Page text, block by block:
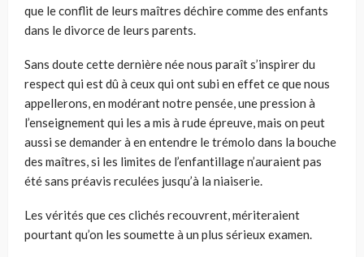
que le conflit de leurs maîtres déchire comme des enfants
dans le divorce de leurs parents.
Sans doute cette dernière née nous paraît s’inspirer du
respect qui est dû à ceux qui ont subi en effet ce que nous
appellerons, en modérant notre pensée, une pression à
l’enseignement qui les a mis à rude épreuve, mais on peut
aussi se demander à en entendre le trémolo dans la bouche
des maîtres, si les limites de l’enfantillage n’auraient pas
été sans préavis reculées jusqu’à la niaiserie.
Les vérités que ces clichés recouvrent, mériteraient
pourtant qu’on les soumette à un plus sérieux examen.